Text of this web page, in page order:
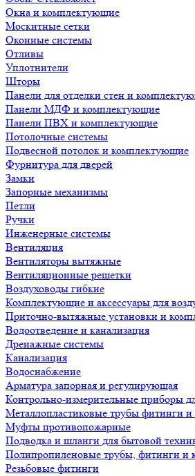
Окна и комплектующие
Москитные сетки
Оконные системы
Отливы
Уплотнители
Шторы
Панели для отделки стен и
Панели МДФ и комплектующие
Панели ПВХ и комплектующие
Потолочные системы
Подвесной потолок и комплектующие
Фурнитура для дверей
Замки
Запорные механизмы
Петли
Ручки
Инженерные системы
Вентиляция
Вентиляторы вытяжные
Вентиляционные решетки
Воздуховоды гибкие
Комплектующие и аксессуары для
Приточно-вытяжные установки и
Водоотведение и канализация
Дренажные системы
Канализация
Водоснабжение
Арматура запорная и регулирующая
Контрольно-измерительные приборы
Металлопластиковые трубы фитинги
Муфты противопожарные
Подводка и шланги для бытовой
Полипропиленовые трубы, фитинги и
Резьбовые фитинги